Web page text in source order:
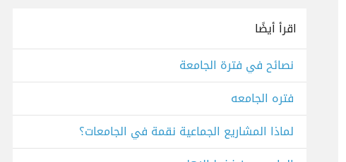
اقرأ أيضًا
نصائح في فترة الجامعة
فتره الجامعه
لماذا المشاريع الجماعية نقمة في الجامعات؟